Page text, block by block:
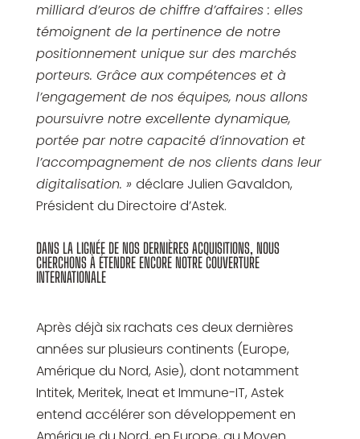
milliard d’euros de chiffre d’affaires : elles
témoignent de la pertinence de notre
positionnement unique sur des marchés
porteurs. Grâce aux compétences et à
l’engagement de nos équipes, nous allons
poursuivre notre excellente dynamique,
portée par notre capacité d’innovation et
l’accompagnement de nos clients dans leur
digitalisation. » déclare Julien Gavaldon,
Président du Directoire d’Astek.
DANS LA LIGNÉE DE NOS DERNIÈRES ACQUISITIONS, NOUS
CHERCHONS À ÉTENDRE ENCORE NOTRE COUVERTURE
INTERNATIONALE
Après déjà six rachats ces deux dernières
années sur plusieurs continents (Europe,
Amérique du Nord, Asie), dont notamment
Intitek, Meritek, Ineat et Immune-IT, Astek
entend accélérer son développement en